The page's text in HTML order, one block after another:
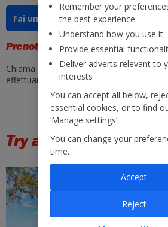
Fai una domanda
Prenotazioni telefoniche
Chiama uno dei nostri cordiali consulenti
effettuare una prenotazione di gruppo.
0044 0800
Try a Group package
Remember your
the best experience
Understand how you use it
Provide essential
Deliver adverts relevant to
interests
You can accept all below,
essential cookies, or to find
‘Manage settings’.
You can change your
time.
Reject
Accept